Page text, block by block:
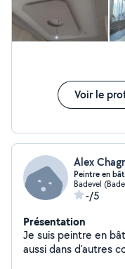
Voir le
Alex
Peintre en
Badevel
-/5
Présentation
Je suis peintre en
aussi dans d'autres